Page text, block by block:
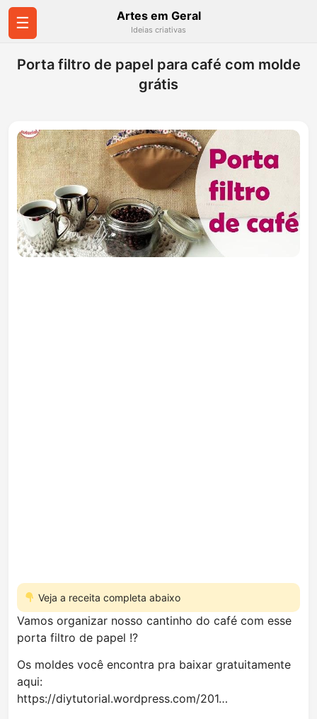
☰ Artes em Geral
Ideias criativas
Porta filtro de papel para café com molde
grátis
Veja a receita completa abaixo
Vamos organizar nosso cantinho do café com esse
porta filtro de papel !?
Os moldes você encontra pra baixar gratuitamente
aqui:
https://diytutorial.wordpress.com/201…